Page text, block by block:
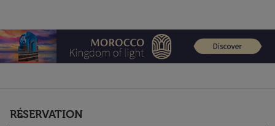
RÉSERVATION
keyboard_arrow_down